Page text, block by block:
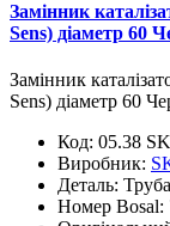
Замінник
Sens) діаметр 60
Замінник
Sens) діаметр 60
Код: 05.38
Виробник:
Деталь:
Номер Bosal: